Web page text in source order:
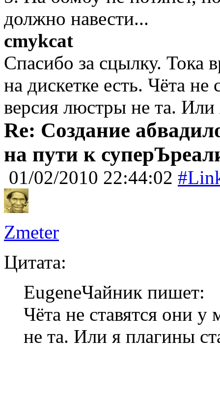
должно навести...
cmykcat
Спасибо за сцылку. Тока
на дискетке есть. Чёта
версия люстры не та.
Re: Создание
на пути к
01/02/2010 22:44:02
Zmeter
Цитата:
EugeneЧайник пишет:
Чёта не ставятся они
не та. Или я плагины